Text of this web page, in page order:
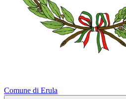
Comune di Erula